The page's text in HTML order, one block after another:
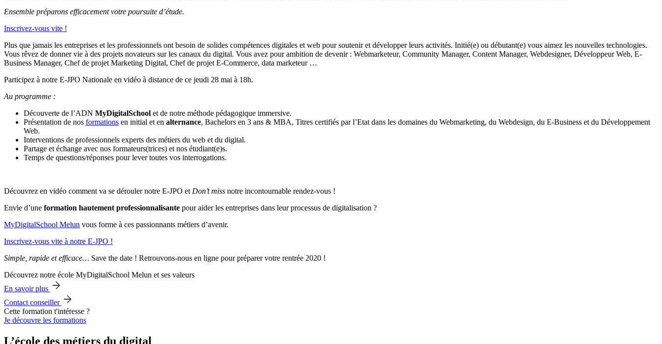
Ensemble préparons efficacement votre poursuite d’étude.
Inscrivez-vous vite !
Plus que jamais les entreprises et les professionnels ont besoin de solides compétences digitales et web pour soutenir et développer leurs activités. Initié(e) ou débutant(e) vous aimez les nouvelles technologies.
Vous rêvez de donner vie à des projets novateurs sur les canaux du digital. Vous avez pour ambition de devenir : Webmarketeur, Community Manager, Content Manager, Webdesigner, Développeur Web, E-
Business Manager, Chef de projet Marketing Digital, Chef de projet E-Commerce, data marketeur …
Participez à notre E-JPO Nationale en vidéo à distance de ce jeudi 28 mai à 18h.
Au programme :
Découverte de l’ADN MyDigitalSchool et de notre méthode pédagogique immersive.
Présentation de nos formations en initial et en alternance, Bachelors en 3 ans & MBA, Titres certifiés par l’Etat dans les domaines du Webmarketing, du Webdesign, du E-Business et du Développement
Web.
Interventions de professionnels experts des métiers du web et du digital.
Partage et échange avec nos formateurs(trices) et nos étudiant(e)s.
Temps de questions/réponses pour lever toutes vos interrogations.
Découvrez en vidéo comment va se dérouler notre E-JPO etDon’t miss notre incontournable rendez-vous !
Envie d’une formation hautement professionnalisante pour aider les entreprises dans leur processus de digitalisation ?
MyDigitalSchool Melun vous forme à ces passionnants métiers d’avenir.
Inscrivez-vous vite à notre E-JPO !
Simple, rapide et efficace… Save the date ! Retrouvons-nous en ligne pour préparer votre rentrée 2020 !
Découvrez notre école MyDigitalSchool Melun et ses valeurs
En savoir plus
Contact conseiller
Cette formation t'intéresse ?
Je découvre les formations
L’école des métiers du digital